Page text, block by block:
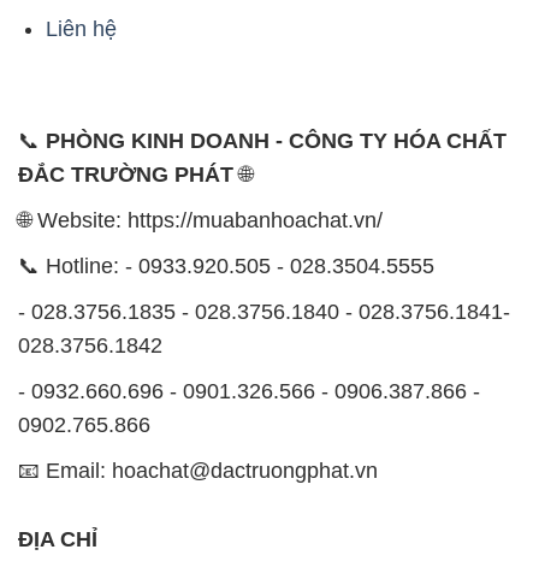
Liên hệ
📞 PHÒNG KINH DOANH - CÔNG TY HÓA CHẤT
ĐẮC TRƯỜNG PHÁT🌐
🌐 Website: https://muabanhoachat.vn/
📞 Hotline: - 0933.920.505 - 028.3504.5555
- 028.3756.1835 - 028.3756.1840 - 028.3756.1841-
028.3756.1842
- 0932.660.696 - 0901.326.566 - 0906.387.866 -
0902.765.866
📧 Email: hoachat@dactruongphat.vn
ĐỊA CHỈ